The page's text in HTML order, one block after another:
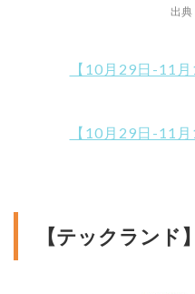
出典
【10月29日-11
【10月29日-11
【テックランド